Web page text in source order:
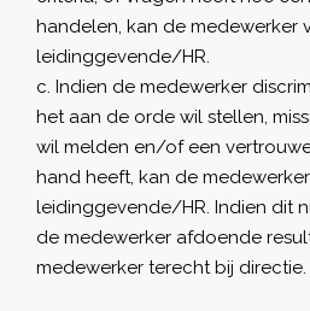
handelen, kan de medewerker
leidinggevende/HR.
Indien de medewerker
het aan de orde wil stellen,
wil melden en/of een
hand heeft, kan de
leidinggevende/HR. Indien dit
de medewerker afdoende
medewerker terecht bij directie.